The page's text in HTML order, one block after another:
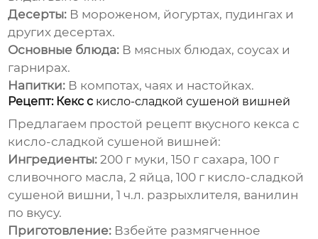
Десерты: В мороженом, йогуртах, пудингах и
других десертах.
Основные блюда: В мясных блюдах, соусах и
гарнирах.
Напитки: В компотах, чаях и настойках.
Рецепт: Кекс с кисло-сладкой сушеной вишней
Предлагаем простой рецепт вкусного кекса с
кисло-сладкой сушеной вишней:
Ингредиенты: 200 г муки, 150 г сахара, 100 г
сливочного масла, 2 яйца, 100 г кисло-сладкой
сушеной вишни, 1 ч.л. разрыхлителя, ванилин
по вкусу.
Приготовление: Взбейте размягченное